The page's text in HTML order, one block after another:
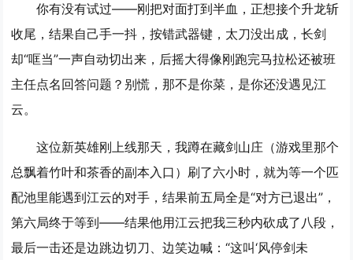
你有没有试过——刚把对面打到半血，正想接个升龙斩
收尾，结果自己手一抖，按错武器键，太刀没出成，长剑
却“哐当”一声自动切出来，后摇大得像刚跑完马拉松还被班
主任点名回答问题？别慌，那不是你菜，是你还没遇见江
云。
这位新英雄刚上线那天，我蹲在藏剑山庄（游戏里那个
总飘着竹叶和茶香的副本入口）刷了六小时，就为等一个匹
配池里能遇到江云的对手，结果前五局全是“对方已退出”，
第六局终于等到——结果他用江云把我三秒内砍成了八段，
最后一击还是边跳边切刀、边笑边喊：“这叫‘风停剑未